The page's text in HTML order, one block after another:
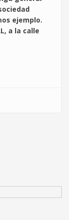
ejemplo.
a la calle